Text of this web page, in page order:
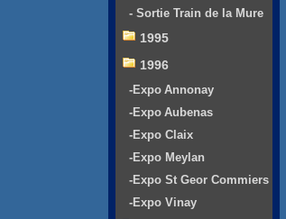
- Sortie Train de la Mure
1995
1996
-Expo Annonay
-Expo Aubenas
-Expo Claix
-Expo Meylan
-Expo St Geor Commiers
-Expo Vinay